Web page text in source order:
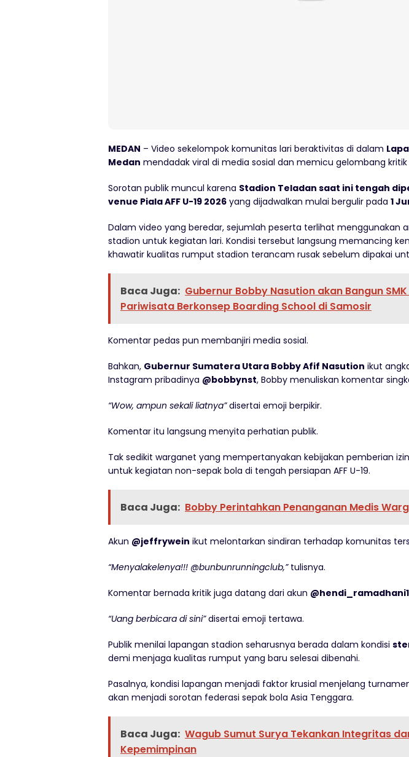
MEDAN – Video sekelompok komunitas lari beraktivitas di dalam
Medan mendadak viral di media sosial dan memicu gelombang
Sorotan publik muncul karena Stadion Teladan saat ini tengah
venue Piala AFF U-19 2026 yang dijadwalkan mulai bergulir pada 1
Dalam video yang beredar, sejumlah peserta terlihat menggunakan
stadion untuk kegiatan lari. Kondisi tersebut langsung memancing
khawatir kualitas rumput stadion terancam rusak sebelum dipakai
Baca Juga: Gubernur Bobby Nasution akan Bangun
Pariwisata Berkonsep Boarding School di Samosir
Komentar pedas pun membanjiri media sosial.
Bahkan, Gubernur Sumatera Utara Bobby Afif Nasution ikut
Instagram pribadinya @bobbynst, Bobby menuliskan komentar
“Wow, ampun sekali liatnya”disertai emoji berpikir.
Komentar itu langsung menyita perhatian publik.
Tak sedikit warganet yang mempertanyakan kebijakan pemberian
untuk kegiatan non-sepak bola di tengah persiapan AFF U-19.
Baca Juga: Bobby Perintahkan Penanganan Medis
Akun @jeffrywein ikut melontarkan sindiran terhadap komunitas
“Menyalakelenya!!! @bunbunrunningclub,”tulisnya.
Komentar bernada kritik juga datang dari akun
“Uang berbicara di sini”disertai emoji tertawa.
Publik menilai lapangan stadion seharusnya berada dalam kondisi
demi menjaga kualitas rumput yang baru selesai dibenahi.
Pasalnya, kondisi lapangan menjadi faktor krusial menjelang
akan menjadi sorotan federasi sepak bola Asia Tenggara.
Baca Juga: Wagub Sumut Surya Tekankan Integritas
Kepemimpinan